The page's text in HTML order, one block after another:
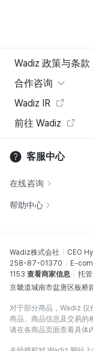
Wadiz 政策与条款
合作咨询
Wadiz IR
前往 Wadiz
客服中心
在线咨询
帮助中心
Wadiz株式会社 CEO
258-87-01370
E-
1153 查看商家信息 托
京畿道城南市盆唐区板
对于部分商品，Wadiz 仅
商品、商品信息及交易的
请在各商品页面查看具体